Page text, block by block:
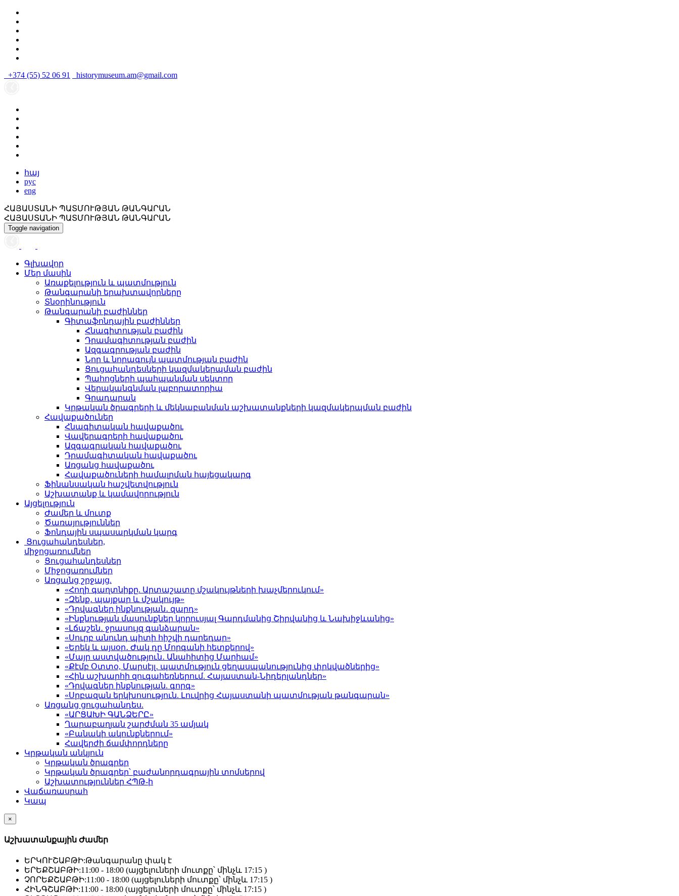
+374 (55) 52 06 91 historymuseum.am@gmail.com
հայ
рус
eng
ՀԱՅԱՍՏԱՆԻ ՊԱՏՄՈՒԹՅԱՆ ԹԱՆԳԱՐԱՆ
ՀԱՅԱՍՏԱՆԻ ՊԱՏՄՈՒԹՅԱՆ ԹԱՆԳԱՐԱՆ
Toggle navigation
Գլխավոր
Մեր մասին
Առաքելություն և պատմություն
Թանգարանի երախտավորները
Տնօրինություն
Թանգարանի բաժիններ
Գիտաֆոնդային բաժիններ
Հնագիտության բաժին
Դրամագիտության բաժին
Ազգագրության բաժին
Նոր և նորագույն պատմության բաժին
Ցուցահանդեսների կազմակերպման բաժին
Պահոցների պահպանման սեկտոր
Վերականգնման լաբորատորիա
Գրադարան
Կրթական ծրագրերի և մեկնաբանման աշխատանքների կազմակերպման բաժին
Հավաքածուներ
Հնագիտական հավաքածու
Վավերագրերի հավաքածու
Ազգագրական հավաքածու
Դրամագիտական հավաքածու
Առցանց հավաքածու
Հավաքածուների համալրման հայեցակարգ
Ֆինանսական հաշվետվություն
Աշխատանք և կամավորություն
Այցելություն
Ժամեր և մուտք
Ծառայություններ
Ֆոնդային սպասարկման կարգ
Ցուցահանդեսներ,
միջոցառումներ
Ցուցահանդեսներ
Միջոցառումներ
Առցանց շրջայց.
«Հողի գաղտնիքը. Արտաշատը մշակույթների խաչմերուկում»
«Զենք․ պայքար և մշակույթ»
«Դրվագներ ինքնության․ զարդ»
«Ինքնության մասունքներ կորուսյալ Գարդմանից Շիրվանից և Նախիջևանից»
«Լճաշեն․ ջրասույզ գանձարան»
«Սուրբ անունդ պիտի հիշվի դարեդար»
«Երեկ և այսօր․ Ժակ դը Մորգանի հետքերով»
«Մայր աստվածություն․ Անահիտից Մարիամ»
«Քէմբ Օտտօ, Մարսէյլ․ պատմություն ցեղասպանությունից փրկվածներից»
«Հին աշխարհի զուգահեռներում. Հայաստան-Նիդերլանդներ»
«Դրվագներ ինքնության. գորգ»
«Սրբազան երկխոսություն. Լուվրից Հայաստանի պատմության թանգարան»
Առցանց ցուցահանդես.
«ԱՐՑԱԽԻ ԳԱՆՁԵՐԸ»
Ղարաբաղյան շարժման 35 ամյակ
«Բանակի ակունքներում»
Հավերժի ճամփորդները
Կրթական անկյուն
Կրթական ծրագրեր
Կրթական ծրագրեր՝ բաժանորդագրային տոմսերով
Աշխատություններ ՀՊԹ-ի
Վաճառասրահ
Կապ
×
Աշխատանքային Ժամեր
ԵՐԿՈՒՇԱԲԹԻ:Թանգարանը փակ է
ԵՐԵՔՇԱԲԹԻ:11:00 - 18:00 (այցելուների մուտքը՝ մինչև 17:15 )
ՉՈՐԵՔՇԱԲԹԻ:11:00 - 18:00 (այցելուների մուտքը՝ մինչև 17:15 )
ՀԻՆԳՇԱԲԹԻ:11:00 - 18:00 (այցելուների մուտքը՝ մինչև 17:15 )